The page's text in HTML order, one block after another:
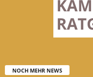
NOCH MEHR NEWS